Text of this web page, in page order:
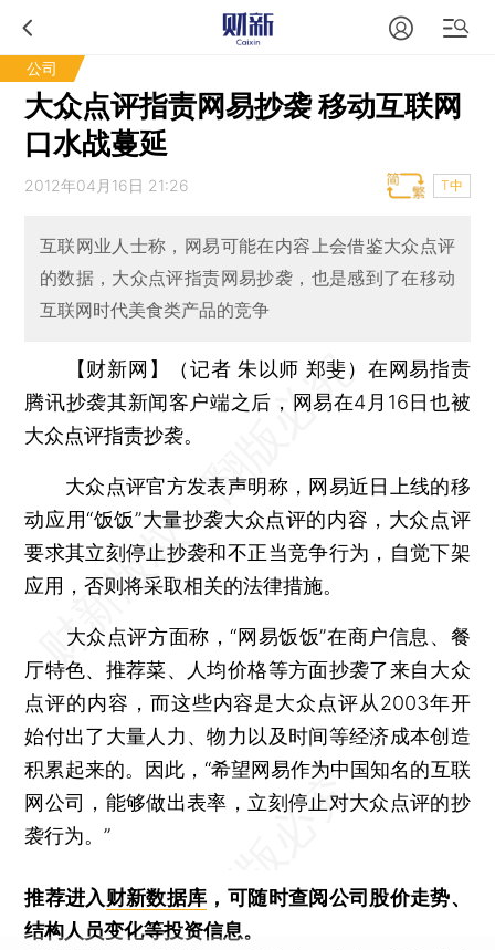
公司
大众点评指责网易抄袭 移动互联网
口水战蔓延
2012年04月16日 21:26 T中
互联网业人士称，网易可能在内容上会借鉴大众点评
的数据，大众点评指责网易抄袭，也是感到了在移动
互联网时代美食类产品的竞争
【财新网】（记者 朱以师 郑斐） 在网易指责
腾讯抄袭其新闻客户端之后，网易在4月16日也被
大众点评指责抄袭。
大众点评官方发表声明称，网易近日上线的移
动应用“饭饭”大量抄袭大众点评的内容，大众点评
要求其立刻停止抄袭和不正当竞争行为，自觉下架
应用，否则将采取相关的法律措施。
大众点评方面称，“网易饭饭”在商户信息、餐
厅特色、推荐菜、人均价格等方面抄袭了来自大众
点评的内容，而这些内容是大众点评从2003年开
始付出了大量人力、物力以及时间等经济成本创造
积累起来的。因此，“希望网易作为中国知名的互联
网公司，能够做出表率，立刻停止对大众点评的抄
袭行为。”
推荐进入财新数据库 ，可随时查阅公司股价走势、
结构人员变化等投资信息。